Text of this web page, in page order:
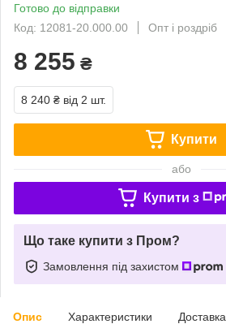
Готово до відправки
Код: 12081-20.000.00
Опт і роздріб
8 255 ₴
8 240 ₴ від 2 шт.
Купити
або
Купити з
Що таке купити з Пром?
Замовлення під захистом
Опис Характеристики Доставка